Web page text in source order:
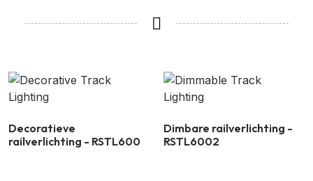
Decoratieve
railverlichting - RSTL600
Dimbare railverlichting -
RSTL6002